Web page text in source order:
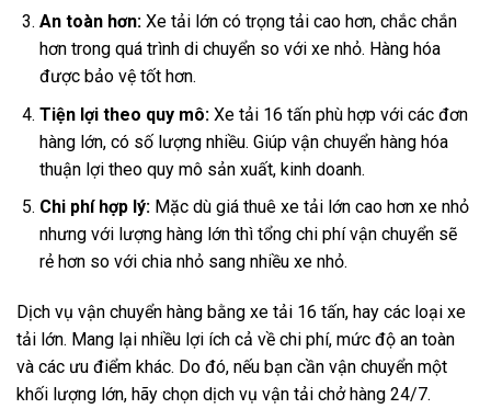
An toàn hơn:Xe tải lớn có trọng tải cao hơn, chắc chắn
hơn trong quá trình di chuyển so với xe nhỏ. Hàng hóa
được bảo vệ tốt hơn.
Tiện lợi theo quy mô:Xe tải 16 tấn phù hợp với các đơn
hàng lớn, có số lượng nhiều. Giúp vận chuyển hàng hóa
thuận lợi theo quy mô sản xuất, kinh doanh.
Chi phí hợp lý:Mặc dù giá thuê xe tải lớn cao hơn xe nhỏ
nhưng với lượng hàng lớn thì tổng chi phí vận chuyển sẽ
rẻ hơn so với chia nhỏ sang nhiều xe nhỏ.
Dịch vụ vận chuyển hàng bằng xe tải 16 tấn, hay các loại xe
tải lớn. Mang lại nhiều lợi ích cả về chi phí, mức độ an toàn
và các ưu điểm khác. Do đó, nếu bạn cần vận chuyển một
khối lượng lớn, hãy chọn dịch vụ vận tải chở hàng 24/7.